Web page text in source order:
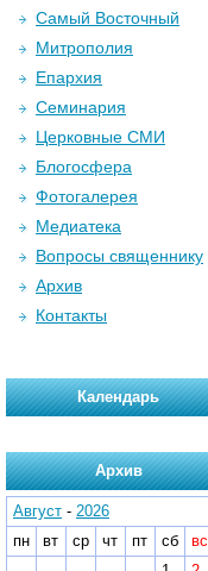
Самый Восточный
Митрополия
Епархия
Семинария
Церковные СМИ
Блогосфера
Фотогалерея
Медиатека
Вопросы священнику
Архив
Контакты
Календарь
Архив
Август - 2026
пн
вт ср чт пт сб
вс